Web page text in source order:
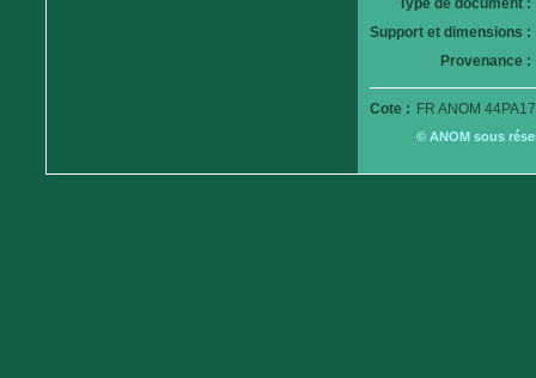
Type de document :
Support et dimensions :
Provenance :
Cote : FR ANOM
© ANOM sous